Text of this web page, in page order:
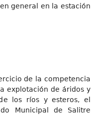
general en la estación
de la competencia
explotación de áridos y
los ríos y esteros, el
Municipal de Salitre